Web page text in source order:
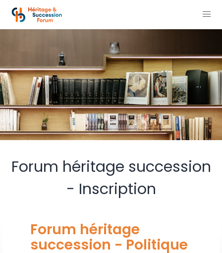
Forum héritage succession
- Inscription
Forum héritage
succession - Politique